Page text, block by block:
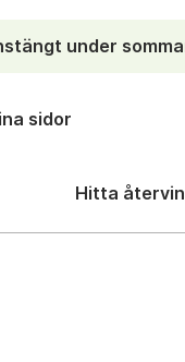
under
sidor
Hitta